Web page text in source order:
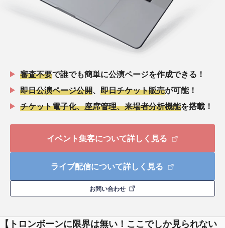
審査不要で誰でも簡単に公演ページを作成できる！
即日公演ページ公開
即日チケット販売が可能！
チケット電子化、座席管理、来場者分析機能を搭載！
イベント集客について詳しく見る
ライブ配信について詳しく見る
お問い合わせ
【トロンボーンに限界は無い！ここでしか見られない